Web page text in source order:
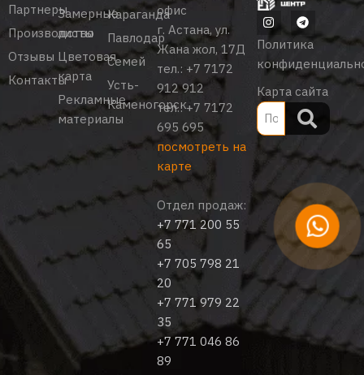
Партнеры
Производство
Отзывы
Контакты
Замерные
листы
Цветовая
карта
Рекламные
материалы
Караганда
Павлодар
Семей
Усть-
Каменогорск
офис
г. Астана, ул.
Жана жол, 17Д
тел.: +7 7172
912 912
тел.:+7 7172
695 695
посмотреть на
карте
Отдел продаж:
+7 771 200 55
65
+7 705 798 21
20
+7 771 979 22
35
+7 771 046 86
89
Политика
Карта сайта